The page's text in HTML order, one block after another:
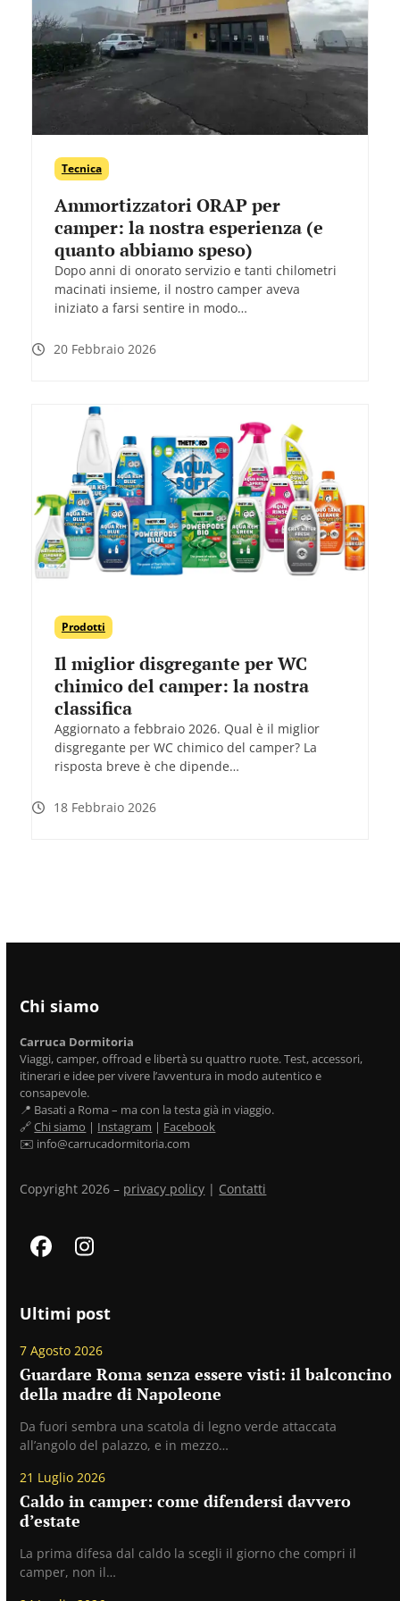
Tecnica
Ammortizzatori ORAP per
camper: la nostra esperienza (e
quanto abbiamo speso)
Dopo anni di onorato servizio e tanti chilometri
macinati insieme, il nostro camper aveva
iniziato a farsi sentire in modo…
20 Febbraio 2026
Prodotti
Il miglior disgregante per WC
chimico del camper: la nostra
classifica
Aggiornato a febbraio 2026. Qual è il miglior
disgregante per WC chimico del camper? La
risposta breve è che dipende…
18 Febbraio 2026
Chi siamo
Carruca Dormitoria
Viaggi, camper, offroad e libertà su quattro ruote. Test, accessori,
itinerari e idee per vivere l’avventura in modo autentico e
consapevole.
📍 Basati a Roma – ma con la testa già in viaggio.
🔗Chi siamo | Instagram | Facebook
✉️ info@carrucadormitoria.com
Copyright 2026 – privacy policy | Contatti
FacebookInstagram
Ultimi post
7 Agosto 2026
Guardare Roma senza essere visti: il balconcino
della madre di Napoleone
Da fuori sembra una scatola di legno verde attaccata
all’angolo del palazzo, e in mezzo…
21 Luglio 2026
Caldo in camper: come difendersi davvero
d’estate
La prima difesa dal caldo la scegli il giorno che compri il
camper, non il…